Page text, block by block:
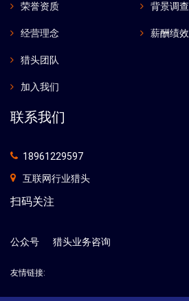
荣誉资质
经营理念
猎头团队
加入我们
背景调查
薪酬绩效
联系我们
18961229597
互联网行业猎头
扫码关注
公众号 猎头业务咨询
友情链接: